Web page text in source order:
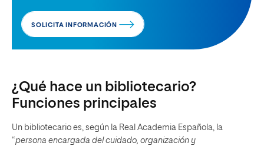
SOLICITA INFORMACIÓN
¿Qué hace un bibliotecario?
Funciones principales
Un bibliotecario es, según la Real Academia Española, la
“persona encargada del cuidado, organización y